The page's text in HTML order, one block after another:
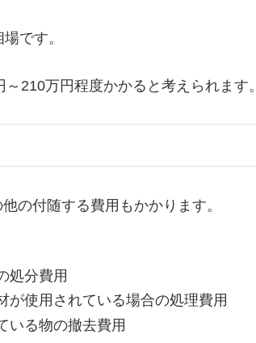
です。
210万円程度かかると考えられます。
の付随する費用もかかります。
処分費用
が使用されている場合の処理費用
いる物の撤去費用